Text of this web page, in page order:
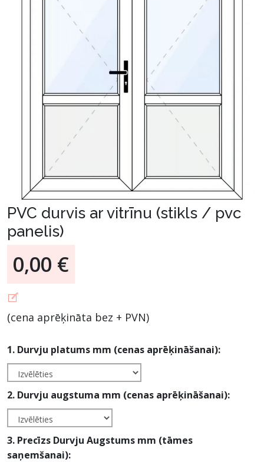
PVC durvis ar vitrīnu (stikls / pvc
panelis)
0,00 €
(cena aprēķināta bez + PVN)
1. Durvju platums mm (cenas aprēķināšanai):
2. Durvju augstuma mm (cenas aprēķināšanai):
3. Precīzs Durvju Augstums mm (tāmes
saņemšanai):